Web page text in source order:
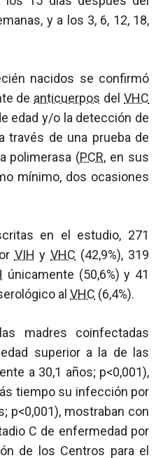
y a los 3, 6, 12, 18,
nacidos se confirmó
de anticuerpos delVHC
edad y/o la detección de
través de una prueba de
polimerasa (PCR, en sus
mínimo, dos ocasiones
en el estudio, 271
VIH yVHC (42,9%), 319
únicamente (50,6%) y 41
al VHC (6,4%).
madres coinfectadas
superior a la de las
a 30,1 años; p<0,001),
tiempo su infección por
p<0,001), mostraban con
C de enfermedad por
de los Centros para el